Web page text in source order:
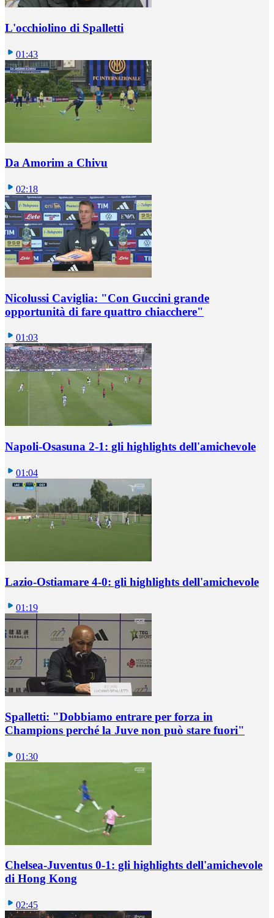
L'occhiolino di Spalletti
01:43
Da Amorim a Chivu
02:18
Nicolussi Caviglia: "Con Guccini grande
opportunità di fare quattro chiacchere"
01:03
Napoli-Osasuna 2-1: gli highlights dell'amichevole
01:04
Lazio-Ostiamare 4-0: gli highlights dell'amichevole
01:19
Spalletti: "Dobbiamo entrare per forza in
Champions perché la Juve non può stare fuori"
01:30
Chelsea-Juventus 0-1: gli highlights dell'amichevole
di Hong Kong
02:45